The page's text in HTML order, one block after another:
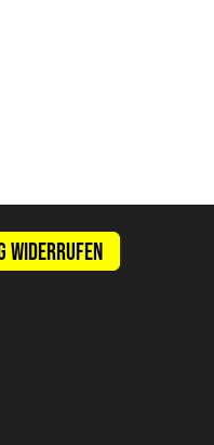
widerrufen